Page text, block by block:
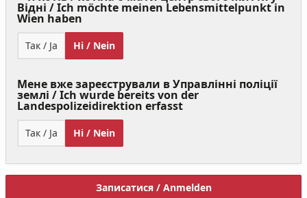
Відні / Ich möchte meinen Lebensmittelpunkt in
Wien haben
Required)
Так / Ja Ні / Nein
Мене вже зареєстрували в Управлінні поліції
землі / Ich wurde bereits von der
Landespolizeidirektion erfasst
Так / Ja Ні / Nein
Записатися / Anmelden